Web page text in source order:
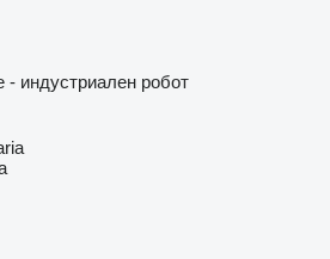
индустриален робот